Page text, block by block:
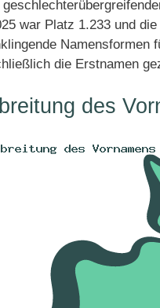
war Platz 1.233 und
Namensformen
die Erstnamen
des